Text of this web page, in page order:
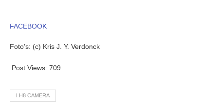
FACEBOOK
Foto’s: (c) Kris J. Y. Verdonck
Post Views: 709
I H8 CAMERA